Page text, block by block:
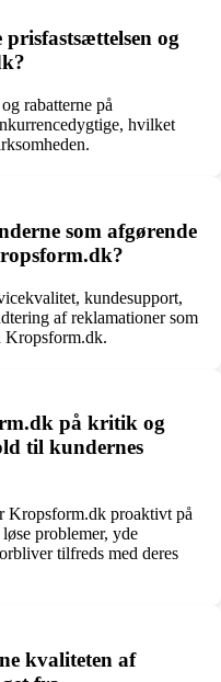
og
rabatterne på
hvilket
som afgørende
kundesupport,
af reklamationer som
Kropsform.dk.
på kritik og
til kundernes
Kropsform.dk proaktivt på
problemer, yde
tilfreds med deres
kvaliteten af